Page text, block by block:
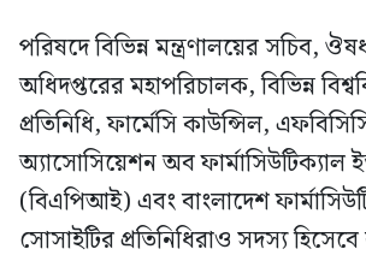
পরিষদে বিভিন্ন মন্ত্রণালয়ের সচিব,
অধিদপ্তরের মহাপরিচালক, বিভিন্ন
প্রতিনিধি, ফার্মেসি কাউন্সিল,
অ্যাসোসিয়েশন অব ফার্মাসিউটিক্যাল
(বিএপিআই) এবং বাংলাদেশ
সোসাইটির প্রতিনিধিরাও সদস্য